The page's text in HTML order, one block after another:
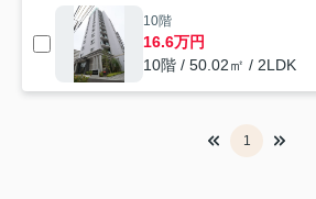
10階
16.6万円
10階 / 50.02㎡ / 2LDK
1